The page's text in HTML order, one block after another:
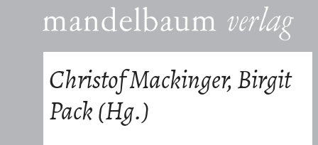
Christof Mackinger, Birgit
Pack (Hg.)